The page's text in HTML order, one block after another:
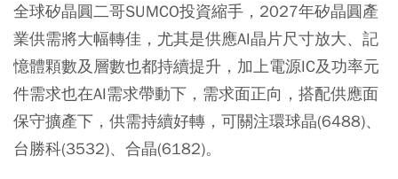
全球矽晶圓二哥SUMCO投資縮手，2027年矽晶圓產
業供需將大幅轉佳，尤其是供應AI晶片尺寸放大、記
憶體顆數及層數也都持續提升，加上電源IC及功率元
件需求也在AI需求帶動下，需求面正向，搭配供應面
保守擴產下，供需持續好轉，可關注環球晶(6488)、
台勝科(3532)、合晶(6182)。